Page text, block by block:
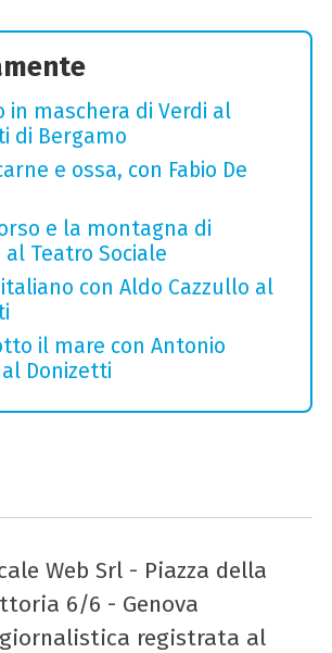
in maschera di Verdi al
di Bergamo
e ossa, con Fabio De
e la montagna di
al Teatro Sociale
con Aldo Cazzullo al
il mare con Antonio
Donizetti
Web Srl - Piazza della
6/6 - Genova
registrata al